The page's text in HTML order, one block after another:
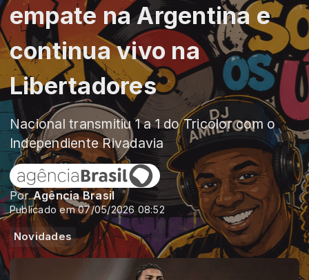
empate na Argentina e
continua vivo na
Libertadores
Nacional transmitiu 1 a 1 do Tricolor com o
Independiente Rivadavia
PorAgência Brasil
Publicado em 07/05/2026 08:52
Novidades